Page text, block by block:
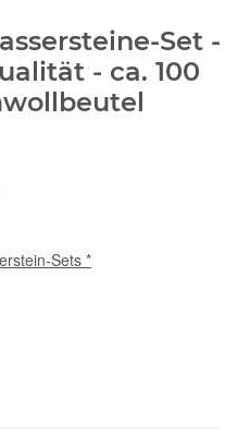
Set -
- ca. 100
Sets *